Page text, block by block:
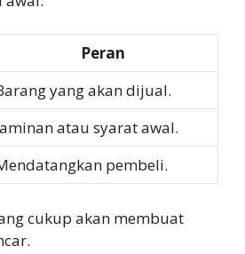
Peran
yang akan dijual.
atau syarat awal.
pembeli.
cukup akan membuat